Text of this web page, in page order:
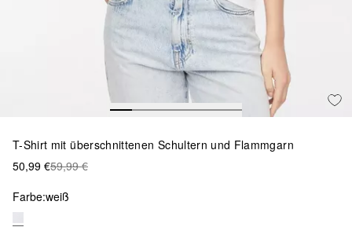
T-Shirt mit überschnittenen Schultern und Flammgarn
50,99 €59,99 €
Farbe:weiß